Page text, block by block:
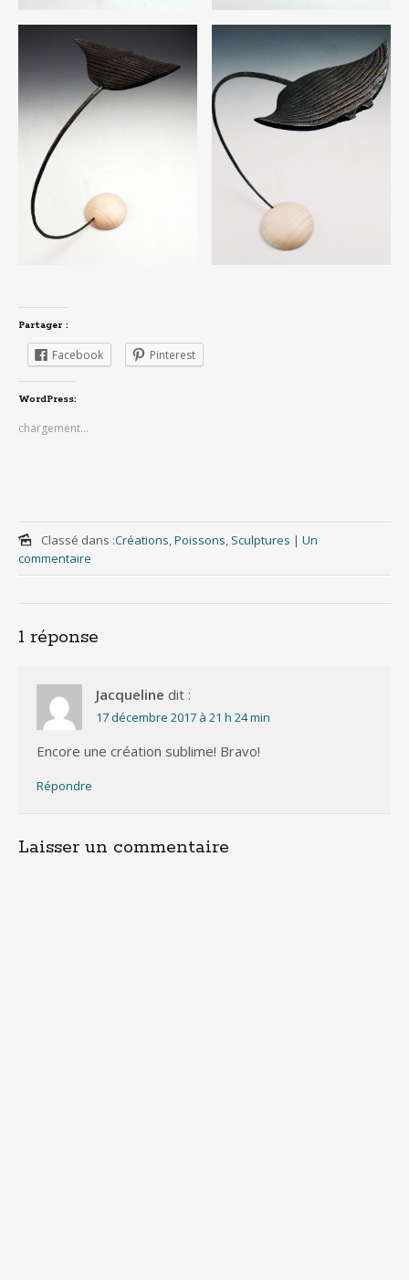
Partager :
Facebook Pinterest
WordPress:
chargement…
Classé dans :Créations,Poissons, Sculptures | Un
commentaire
1 réponse
Jacqueline dit :
17 décembre 2017 à 21 h 24 min
Encore une création sublime! Bravo!
Répondre
Laisser un commentaire